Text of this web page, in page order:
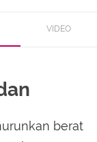
VIDEO
berat